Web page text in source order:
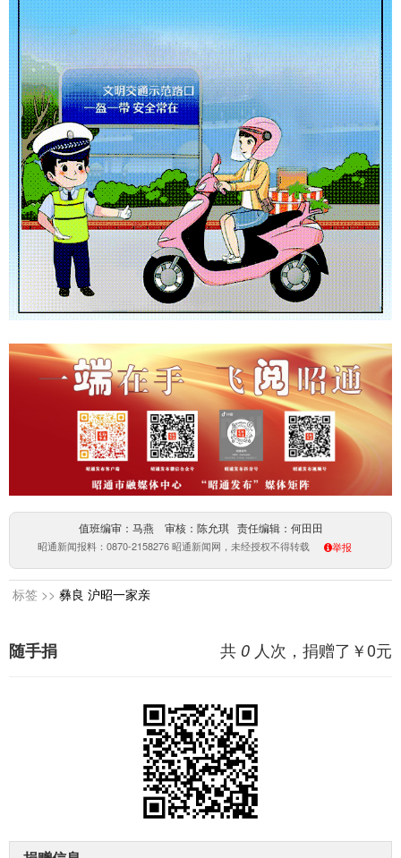
值班编审：马燕 审核：陈允琪 责任编辑：何田田
昭通新闻报料：0870-2158276 昭通新闻网，未经授权不得转载 举报
标签 >> 彝良 沪昭一家亲
共 0 人次，捐赠了￥0元
随手捐